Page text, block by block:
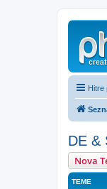
Hitre
DE &
Nova
TEME